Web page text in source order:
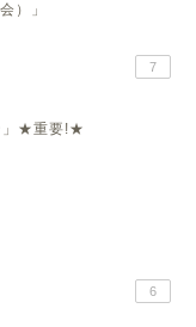
）」
7
」★重要!★
6